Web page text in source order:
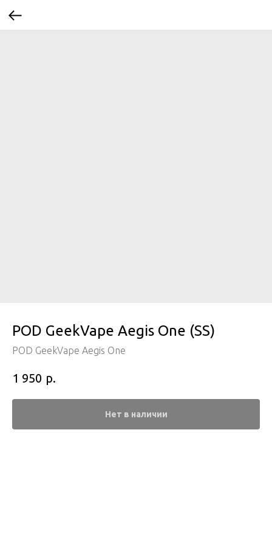
POD GeekVape Aegis One (SS)
POD GeekVape Aegis One
1 950 р.
Нет в наличии